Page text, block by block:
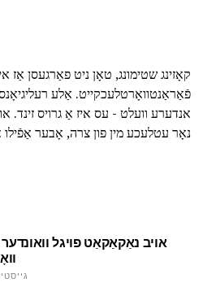
קאָזינג שטימונג, טאָן ניט פאַרגעסן אַז
פֿאַראַנטוואָרטלעכקייט. אַלע
אנדערע וועלט - עס איז אַ גרויס זינד.
נאָר עטלעכע מין פון צרה, אָבער אַפֿילו
אויב נאַקאַקאַט פויגל